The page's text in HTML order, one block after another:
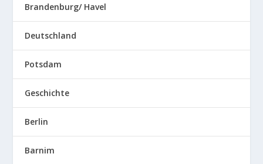
Brandenburg/ Havel
Deutschland
Potsdam
Geschichte
Berlin
Barnim